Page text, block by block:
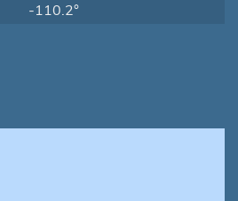
-110.2°